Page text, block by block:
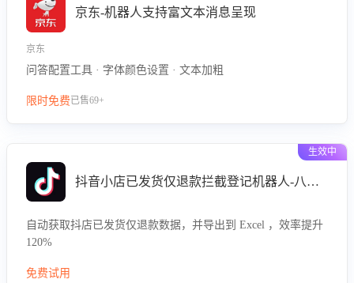
京东-机器人支持富文本消息呈现
京东
问答配置工具 · 字体颜色设置 · 文本加粗
限时免费已售69+
生效中
抖音小店已发货仅退款拦截登记机器人-八爪鱼
自动获取抖店已发货仅退款数据，并导出到 Excel ，效率提升
120%
免费试用